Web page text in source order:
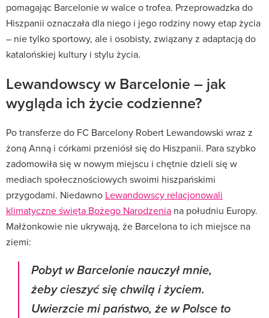
pomagając Barcelonie w walce o trofea. Przeprowadzka do
Hiszpanii oznaczała dla niego i jego rodziny nowy etap życia
– nie tylko sportowy, ale i osobisty, związany z adaptacją do
katalońskiej kultury i stylu życia.
Lewandowscy w Barcelonie – jak
wygląda ich życie codzienne?
Po transferze do FC Barcelony Robert Lewandowski wraz z
żoną Anną i córkami przeniósł się do Hiszpanii. Para szybko
zadomowiła się w nowym miejscu i chętnie dzieli się w
mediach społecznościowych swoimi hiszpańskimi
przygodami. Niedawno Lewandowscy relacjonowali
klimatyczne święta Bożego Narodzenia na południu Europy.
Małżonkowie nie ukrywają, że Barcelona to ich miejsce na
ziemi:
Pobyt w Barcelonie nauczył mnie,
żeby cieszyć się chwilą i życiem.
Uwierzcie mi państwo, że w Polsce to